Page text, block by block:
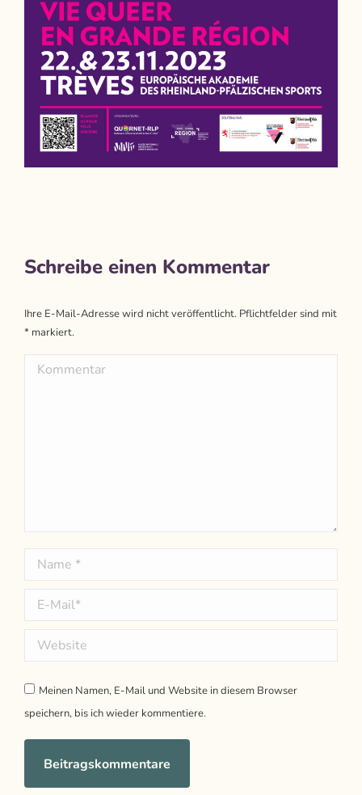
Schreibe einen Kommentar
Ihre E-Mail-Adresse wird nicht veröffentlicht. Pflichtfelder sind mit
* markiert.
Kommentar
Name *
E-Mail *
Website
Meinen Namen, E-Mail und Website in diesem Browser
speichern, bis ich wieder kommentiere.
Beitragskommentare